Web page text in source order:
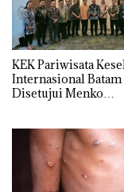
KEK Pariwisata
Internasional Batam
Disetujui Menko
triliun